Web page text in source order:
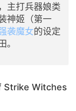
主打兵器娘类
神姬（第一
袭魔女的设定
。
Strike Witches